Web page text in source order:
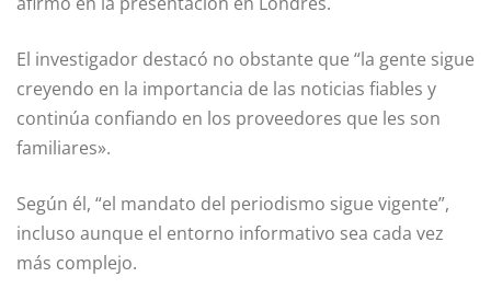
El investigador destacó no obstante que “la gente sigue
creyendo en la importancia de las noticias fiables y
continúa confiando en los proveedores que les son
familiares».
Según él, “el mandato del periodismo sigue vigente”,
incluso aunque el entorno informativo sea cada vez
más complejo.